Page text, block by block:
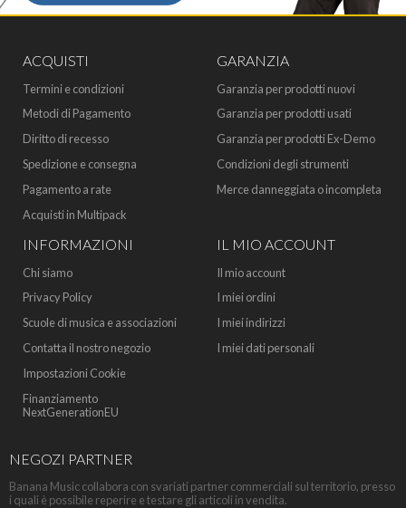
ACQUISTI
Termini e condizioni
Metodi di Pagamento
Diritto di recesso
Spedizione e consegna
Pagamento a rate
Acquisti in Multipack
GARANZIA
Garanzia per prodotti nuovi
Garanzia per prodotti usati
Garanzia per prodotti Ex-Demo
Condizioni degli strumenti
Merce danneggiata o incompleta
INFORMAZIONI
Chi siamo
Privacy Policy
Scuole di musica e associazioni
Contatta il nostro negozio
Impostazioni Cookie
Finanziamento
NextGenerationEU
IL MIO ACCOUNT
Il mio account
I miei ordini
I miei indirizzi
I miei dati personali
NEGOZI PARTNER
Banana Music collabora con svariati partner commerciali sul territorio, presso
i quali è possibile reperire e testare gli articoli in vendita.